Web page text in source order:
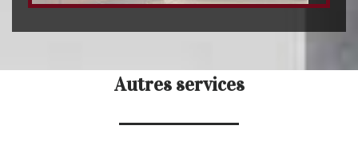
Autres services